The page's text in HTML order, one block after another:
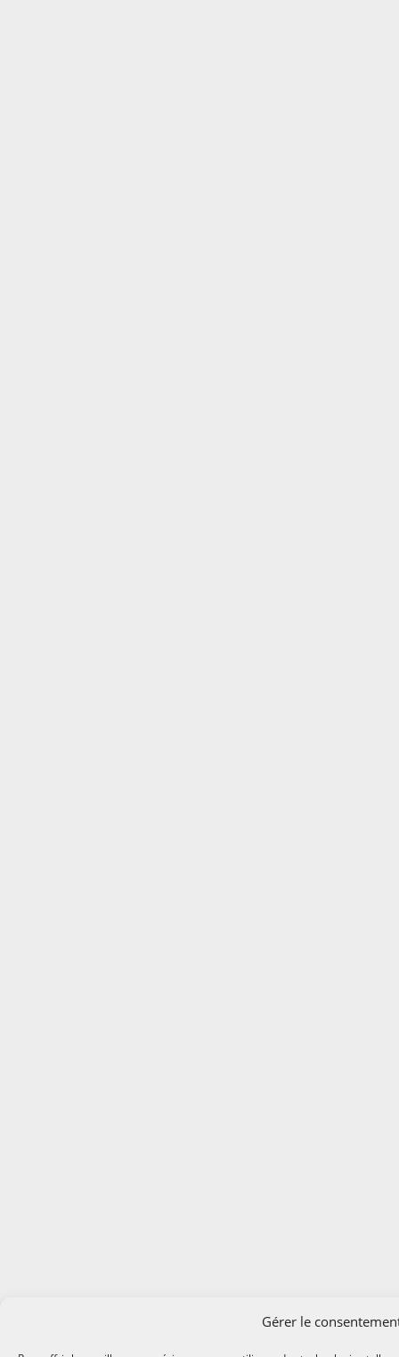
Gérer le